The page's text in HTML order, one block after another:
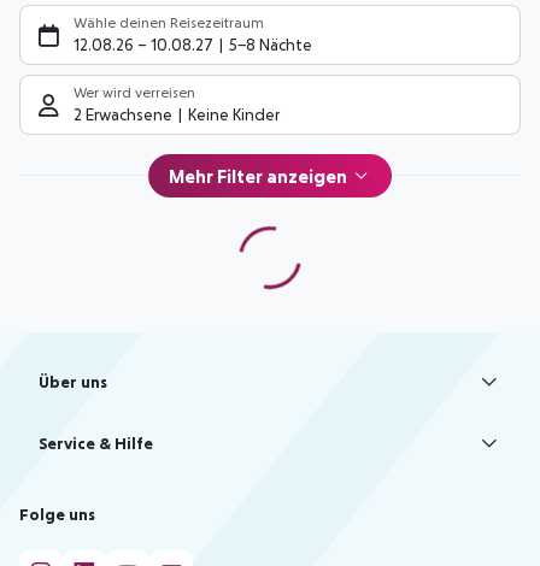
Wähle deinen Reisezeitraum
12.08.26 – 10.08.27 5-8 Nächte
Wer wird verreisen
2 Erwachsene Keine Kinder
Mehr Filter anzeigen
Über uns
Bestpreisgarantie
Cookie-Richtlinie
Service & Hilfe
Barrierefreies Reisen
Folge uns